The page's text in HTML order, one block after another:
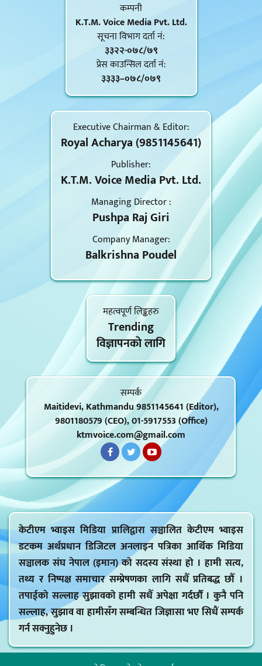
कम्पनी
K.T.M. Voice Media Pvt. Ltd.
सूचना विभाग दर्ता नं‍:
३३२२-०७८/७९
प्रेस काउन्सिल दर्ता नं‍:
३३३३–०७८/०७९
Executive Chairman & Editor:
Royal Acharya (9851145641)
Publisher:
K.T.M. Voice Media Pvt. Ltd.
Managing Director :
Pushpa Raj Giri
Company Manager:
Balkrishna Poudel
महत्वपूर्ण लिङ्कहरु
Trending
विज्ञापनकाे लागि
सम्पर्क
Maitidevi, Kathmandu 9851145641 (Editor),
9801180579 (CEO), 01-5917553 (Office)
ktmvoice.com@gmail.com
केटीएम भ्वाइस मिडिया प्रालिद्वारा सञ्चालित केटीएम भ्वाइस
डटकम अर्थप्रधान डिजिटल अनलाइन पत्रिका आर्थिक मिडिया
सञ्चालक संघ नेपाल (इमान) को सदस्य संस्था हो । हामी सत्य,
तथ्य र निष्पक्ष समाचार सम्प्रेषणका लागि सधैँ प्रतिबद्ध छौँ ।
तपाईको सल्लाह सुझावको हामी सधैँ अपेक्षा गर्दर्छौं । कुनै पनि
सल्लाह, सुझाव वा हामीसँग सम्बन्धित जिज्ञासा भए सिधैं सम्पर्क
गर्न सक्नुहुनेछ ।